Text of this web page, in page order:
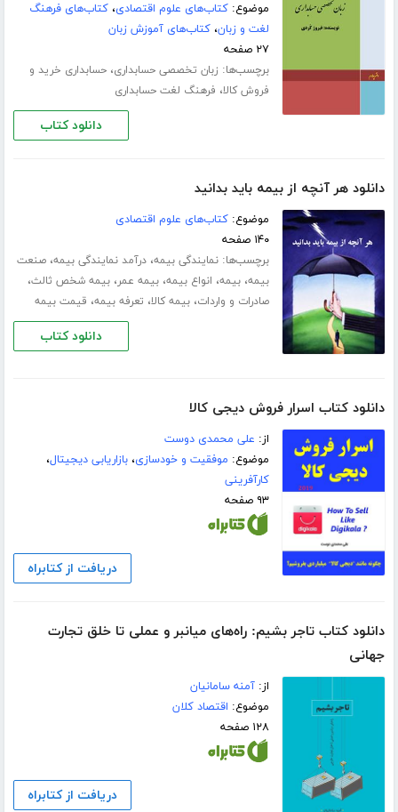
موضوع:کتاب‌های علوم اقتصادی،کتاب‌های فرهنگ
لغت و زبان،کتاب‌های آموزش زبان
۲۷ صفحه
برچسب‌ها: زبان تخصصی حسابداری،حسابداری خرید و
فروش کالا، فرهنگ لغت حسابداری
دانلود کتاب
دانلود هر آنچه از بیمه باید بدانید
موضوع:کتاب‌های علوم اقتصادی
۱۴۰ صفحه
برچسب‌ها:نمایندگی بیمه،درآمد نمایندگی بیمه،صنعت
بیمه،بیمه، انواع بیمه،بیمه عمر،بیمه شخص ثالث،
صادرات و واردات،بیمه کالا، تعرفه بیمه، قیمت بیمه
دانلود کتاب
دانلود کتاب اسرار فروش دیجی کالا
از: علی محمدی دوست
موضوع: موفقیت و خودسازی،بازاریابی دیجیتال،
کارآفرینی
۹۳ صفحه
دریافت از کتابراه
دانلود کتاب تاجر بشیم: راه‌های میانبر و عملی تا خلق تجارت
جهانی
از:آمنه سامانیان
موضوع: اقتصاد کلان
۱۲۸ صفحه
دریافت از کتابراه